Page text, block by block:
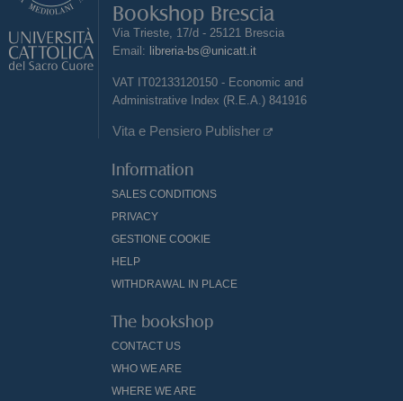
Bookshop Brescia
Via Trieste, 17/d - 25121 Brescia
Email: libreria-bs@unicatt.it
VAT IT02133120150 - Economic and
Administrative Index (R.E.A.) 841916
Vita e Pensiero Publisher
Information
SALES CONDITIONS
PRIVACY
GESTIONE COOKIE
HELP
WITHDRAWAL IN PLACE
The bookshop
CONTACT US
WHO WE ARE
WHERE WE ARE